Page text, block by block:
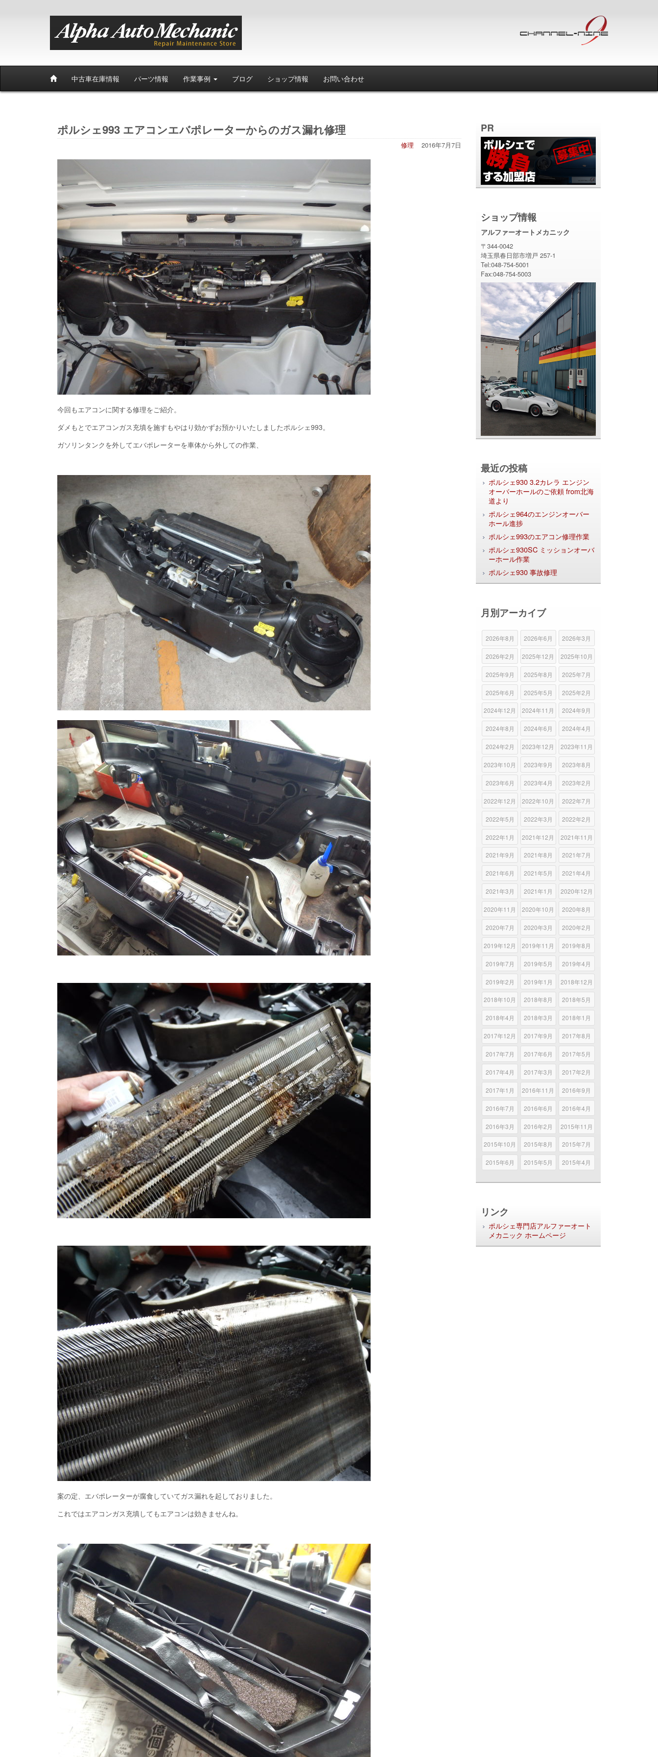
中古車在庫情報 パーツ情報 作業事例 ブログ ショップ情報 お問い合わせ
ポルシェ993 エアコンエバポレーターからのガス漏れ修理
2016年7月7日
修理
今回もエアコンに関する修理をご紹介。
ダメもとでエアコンガス充填を施すもやはり効かずお預かりいたしましたポルシェ993。
ガソリンタンクを外してエバポレーターを車体から外しての作業、
案の定、エバポレーターが腐食していてガス漏れを起しておりました。
これではエアコンガス充填してもエアコンは効きませんね。
PR
ショップ情報
アルファーオートメカニック
〒344-0042
埼玉県春日部市増戸 257-1
Tel:048-754-5001
Fax:048-754-5003
最近の投稿
ポルシェ930 3.2カレラ エンジン
オーバーホールのご依頼 from北海
道より
ポルシェ964のエンジンオーバー
ホール進捗
ポルシェ993のエアコン修理作業
ポルシェ930SC ミッションオーバ
ーホール作業
ポルシェ930 事故修理
月別アーカイブ
2026年8月 2026年6月 2026年3月
2026年2月 2025年12月 2025年10月
2025年9月 2025年8月 2025年7月
2025年6月 2025年5月 2025年2月
2024年12月 2024年11月 2024年9月
2024年8月 2024年6月 2024年4月
2024年2月 2023年12月 2023年11月
2023年10月 2023年9月 2023年8月
2023年6月 2023年4月 2023年2月
2022年12月 2022年10月 2022年7月
2022年5月 2022年3月 2022年2月
2022年1月 2021年12月 2021年11月
2021年9月 2021年8月 2021年7月
2021年6月 2021年5月 2021年4月
2021年3月 2021年1月 2020年12月
2020年11月 2020年10月 2020年8月
2020年7月 2020年3月 2020年2月
2019年12月 2019年11月 2019年8月
2019年7月 2019年5月 2019年4月
2019年2月 2019年1月 2018年12月
2018年10月 2018年8月 2018年5月
2018年4月 2018年3月 2018年1月
2017年12月 2017年9月 2017年8月
2017年7月 2017年6月 2017年5月
2017年4月 2017年3月 2017年2月
2017年1月 2016年11月 2016年9月
2016年7月 2016年6月 2016年4月
2016年3月 2016年2月 2015年11月
2015年10月 2015年8月 2015年7月
2015年6月 2015年5月 2015年4月
リンク
ポルシェ専門店アルファーオート
メカニック ホームページ